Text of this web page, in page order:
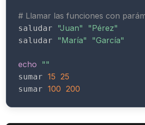
# Llamar las funciones con
saludar "Juan" "Pérez"
saludar "María" "García"
echo ""
sumar 15 25
sumar 100 200